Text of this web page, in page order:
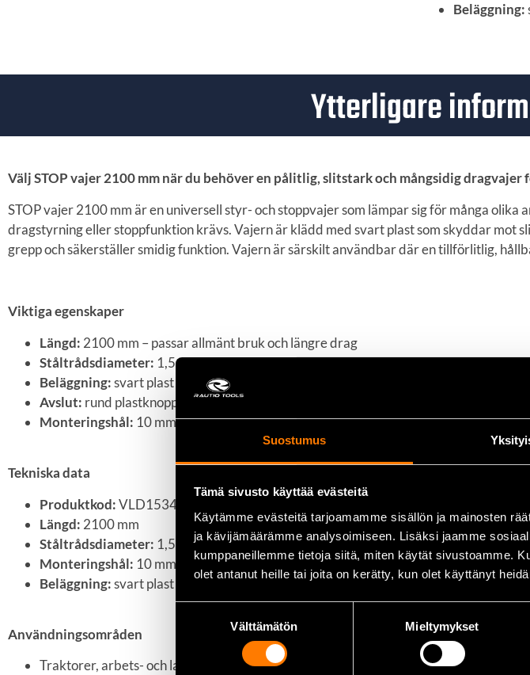
Suostumus
Tämä sivusto käyttää evästeitä
Käytämme evästeitä tarjoamamme sisällön ja mainosten
ja kävijämäärämme analysoimiseen. Lisäksi jaamme
kumppaneillemme tietoja siitä, miten käytät sivustoamme.
olet antanut heille tai joita on kerätty, kun olet käyttänyt
Välttämätön Mieltymykset
Beläggning:
Ytterligare
Välj STOP vajer 2100 mm när du behöver en pålitlig, slitstark och mångsidig
STOP vajer 2100 mm är en universell styr- och stoppvajer som lämpar sig för många
dragstyrning eller stoppfunktion krävs. Vajern är klädd med svart plast som skyddar mot
grepp och säkerställer smidig funktion. Vajern är särskilt användbar där en tillförlitlig,
Viktiga egenskaper
Längd: 2100 mm – passar allmänt bruk och längre drag
Ståltrådsdiameter: 1,5 mm – god hållfasthet och styrka
Beläggning:svart plast – skyddar och gör vajern vädertålig
Avslut: rund plastknopp – enkel hantering och smidig användning
Monteringshål: 10 mm – kompatibel med många fästen
Tekniska data
Produktkod:VLD1534
Längd: 2100 mm
Ståltrådsdiameter: 1,5 mm
Monteringshål: 10 mm
Beläggning:svart plast
Användningsområden
Traktorer, arbets- och lantbruksmaskiner – som styr- eller stoppvajer